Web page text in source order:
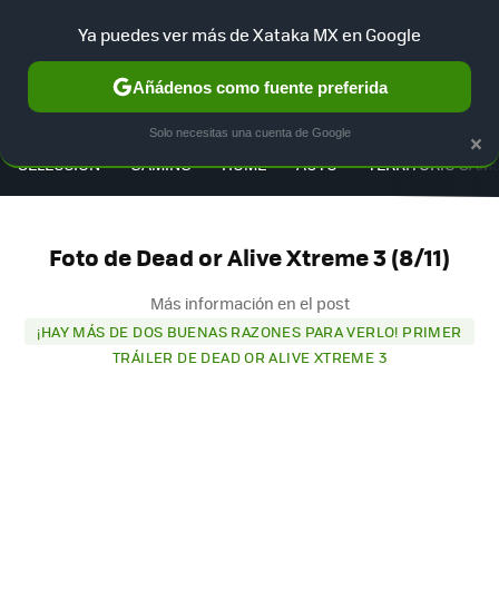
SELECCIÓN GAMING HOME AUTO TERRITORIO
Foto de Dead or Alive Xtreme 3 (8/11)
Más información en el post
¡HAY MÁS DE DOS BUENAS RAZONES PARA VERLO! PRIMER
TRÁILER DE DEAD OR ALIVE XTREME 3
×
Ya puedes ver más de Xataka MX en Google
Añádenos como fuente preferida
Solo necesitas una cuenta de Google